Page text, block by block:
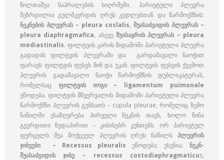
წილთაშუა ნაპრალების სიღრმეში. პარიეტული პლევრა
შეზრდილია გულმკერდის ღრუს კედლებთან და წარმოქმნის:
ნეკნების პლევრას – pleura coslalis, შუასაძგიდის პლევრას –
pleura diaphragmafica, ასევეშუასაყრის პლევრას – pleura
mediastinalis. ფილტვის კარის მიდამოში პარიეტული პლევრა
გადადის ფილტვის პლევრაში და გარდამავალი ნაოჭით
ფარავს ფილტვის ფესვს წინ და უკან. ფილტვის ფესვის ქვემოთ
პლევრის გადამავალი ნაოჭი წარმოქმნის დუბლიკატურას,
რომელსაც ფილტვის იოგი – ligamentum puimonale
ეწოდება. ფილტვის მწვერვალის მიდამოში პარიეტული პლევრა
წარმოქმნი პლევრის გუმბათს – cupula pleurae, რომელიც ზემო
ნაწილში ესაზღვრება პირველი ნეკნის თავს, ხოლო წინა
გვერდითი ზედაპირით – კიბისებრ კუნთებს. ორ პარიეტულ
ფურცელს შუა მოქცეულ პლევრის ღრუს ნაწილს პლევრის
ჯიბეები – Recessus pleuralis ეწოდება; ესენია:ნეკნ-
შუასაძგიდის ჯიბე – recessus costodiaphragmaticus,